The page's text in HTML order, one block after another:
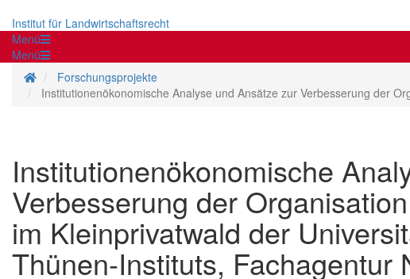
Institut für Landwirtschaftsrecht
Menü
Menü
StartseiteForschungsprojekte
Institutionenökonomische Analyse und Ansätze zur Verbesserung der
Institutionenökonomische
Verbesserung der
im Kleinprivatwald der
Thünen-Instituts, Fachagentur